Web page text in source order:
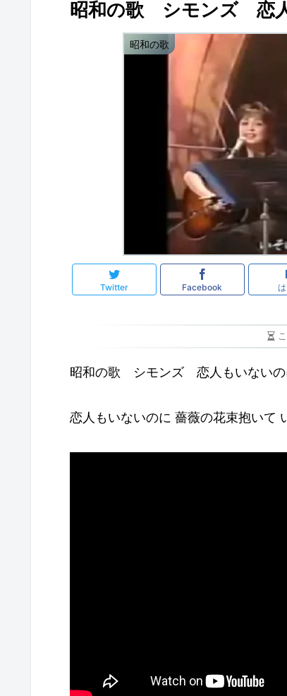
昭和の歌 シモンズ 恋
昭和の歌
Twitter Facebook
昭和の歌 シモンズ 恋人もいないの
恋人もいないのに 薔薇の花束抱いて